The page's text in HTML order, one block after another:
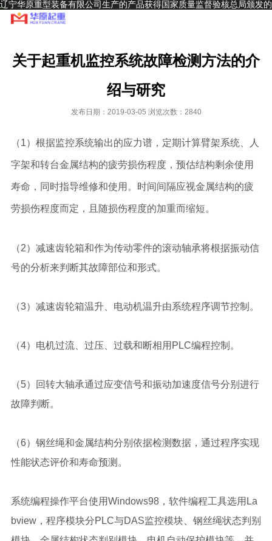
辽宁华原重型装备有限公司生产的产品获得国家质量监督验核总局颁发的
A级起重机生产制造许可证和安装、改造、维修许可证，并通过ISO9001
关于起重机监控系统故障检测方法的介
绍与研究
发布日期：2019-03-05 浏览次数：2840
（1）根据监控系统输出的应力谱，定期计算臂架系统、人
字架和转台金属结构的疲劳损伤程度，预估结构剩余使用
寿命，同时指导维修和使用。时间间隔应视金属结构的疲
劳损伤程度而定，且随损伤程度的加重而缩短。
（2）减速齿轮箱和作为传动零件的滚动轴承将根据振动信
号的分析来判断其故障部位和形式。
（3）减速齿轮箱温升、电动机温升由系统程序调节控制。
（4）电机过流、过压、过载和断相用PLC编程控制。
（5）回转大轴承通过应变信号和振动加速度信号分别进行
故障判断。
（6）钢丝绳和金属结构分别依据检测数据，通过程序实现
性能状态评价和寿命预测。
系统编程操作平台使用Windows98，软件编程工具选用La
bview，程序模块分PLC与DAS监控模块、钢丝绳状态判别